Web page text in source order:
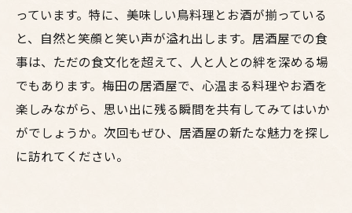
っています。特に、美味しい鳥料理とお酒が揃っている
と、自然と笑顔と笑い声が溢れ出します。居酒屋での食
事は、ただの食文化を超えて、人と人との絆を深める場
でもあります。梅田の居酒屋で、心温まる料理やお酒を
楽しみながら、思い出に残る瞬間を共有してみてはいか
がでしょうか。次回もぜひ、居酒屋の新たな魅力を探し
に訪れてください。